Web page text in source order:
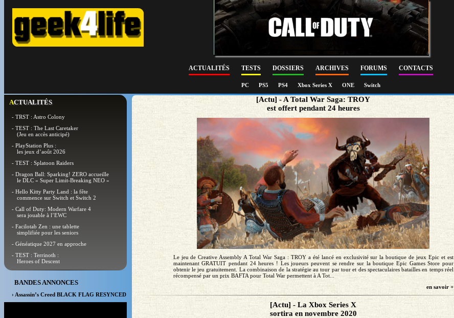
ACTUALITÉS TESTS DOSSIERS ARCHIVES FORUMS CONTACTS
PC PS5 PS4 Xbox Series X ONE Switch
ACTUALITÉS
- TRST : Astro Colony
- TEST : The Last Caretaker
(Jeu en accès anticipé)
- PlayStation Plus :
les jeux d’août 2026
- TEST : Splatoon Raiders
- Dragon Ball: Sparking! ZERO accueille
le DLC « Super Limit-Breaking NEO »
- Hello Kitty Party Land : la fête
commence sur Switch et Switch 2
- Call of Duty: Modern Warfare 4
sera jouable à l’EWC
- Facilotab Zen : une tablette
simplifiée pour les seniors
- Généatique 2027 en approche
- TEST : Terrinoth :
Heroes of Descent
BANDES ANNONCES
› Assassin’s Creed BLACK FLAG RESYNCED
[Actu] - A Total War Saga: TROY
est offert pendant 24 heures
Le jeu de Creative Assembly A Total War Saga : TROY a été lancé en exclusivité sur la boutique de jeux Epic et est
maintenant GRATUIT pendant 24 heures ! Les joueurs peuvent se rendre sur la boutique Epic Games Store pour
obtenir le jeu gratuitement. La combinaison de la stratégie au tour par tour et des spectaculaires batailles en temps réel
récompensé par un prix BAFTA pour Total War permettent à A Tot...
en savoir +
[Actu] - La Xbox Series X
sortira en novembre 2020